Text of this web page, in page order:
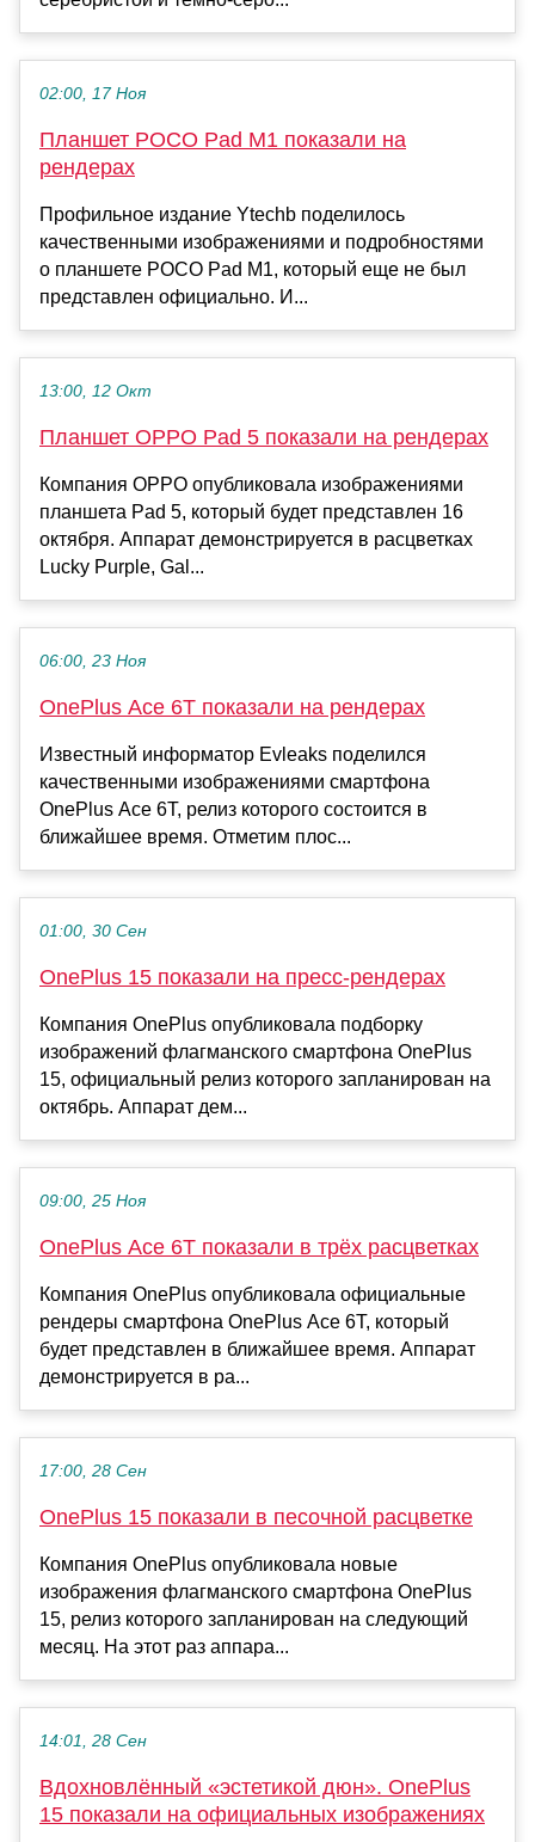
02:00, 17 Ноя
Планшет POCO Pad M1 показали на
рендерах
Профильное издание Ytechb поделилось
качественными изображениями и подробностями
о планшете POCO Pad M1, который еще не был
представлен официально. И...
13:00, 12 Окт
Планшет OPPO Pad 5 показали на рендерах
Компания OPPO опубликовала изображениями
планшета Pad 5, который будет представлен 16
октября. Аппарат демонстрируется в расцветках
Lucky Purple, Gal...
06:00, 23 Ноя
OnePlus Ace 6T показали на рендерах
Известный информатор Evleaks поделился
качественными изображениями смартфона
OnePlus Ace 6T, релиз которого состоится в
ближайшее время. Отметим плос...
01:00, 30 Сен
OnePlus 15 показали на пресс-рендерах
Компания OnePlus опубликовала подборку
изображений флагманского смартфона OnePlus
15, официальный релиз которого запланирован на
октябрь. Аппарат дем...
09:00, 25 Ноя
OnePlus Ace 6T показали в трёх расцветках
Компания OnePlus опубликовала официальные
рендеры смартфона OnePlus Ace 6T, который
будет представлен в ближайшее время. Аппарат
демонстрируется в ра...
17:00, 28 Сен
OnePlus 15 показали в песочной расцветке
Компания OnePlus опубликовала новые
изображения флагманского смартфона OnePlus
15, релиз которого запланирован на следующий
месяц. На этот раз аппара...
14:01, 28 Сен
Вдохновлённый «эстетикой дюн». OnePlus
15 показали на официальных изображениях